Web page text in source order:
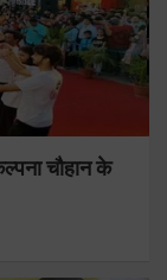
चौहान के